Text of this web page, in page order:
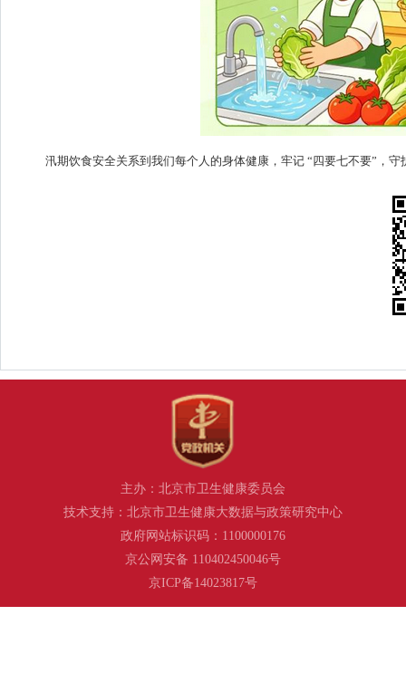
汛期饮食安全关系到我们每个人的身体健康，牢记 “四要七不要”，
主办：北京市卫生健康委员会
技术支持：北京市卫生健康大数据与政策研究中心
政府网站标识码：1100000176
京公网安备 110402450046号
京ICP备14023817号